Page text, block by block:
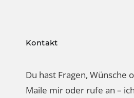
Kontakt
Du hast Fragen, Wünsche
Maile mir oder rufe an –